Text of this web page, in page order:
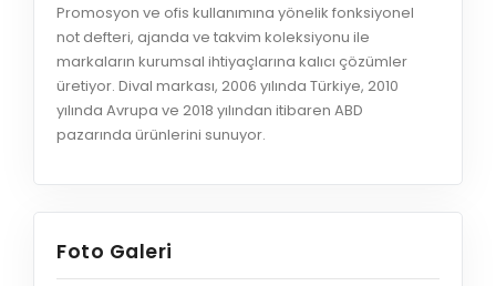
Promosyon ve ofis kullanımına yönelik fonksiyonel
not defteri, ajanda ve takvim koleksiyonu ile
markaların kurumsal ihtiyaçlarına kalıcı çözümler
üretiyor. Dival markası, 2006 yılında Türkiye, 2010
yılında Avrupa ve 2018 yılından itibaren ABD
pazarında ürünlerini sunuyor.
Foto Galeri